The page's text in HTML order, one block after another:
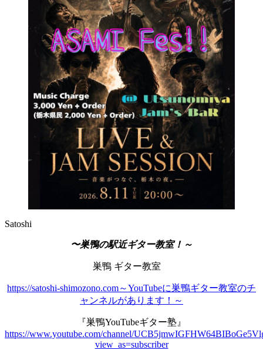
Satoshi
〜巣鴨の駅近ギター教室！～
巣鴨 ギター教室
https://satoshi-shimozono.com～YouTubeに巣鴨ギター教室のチ
ャンネルがあります！～
『巣鴨YouTubeギター塾』
https://www.youtube.com/channel/
view_as=subscriber